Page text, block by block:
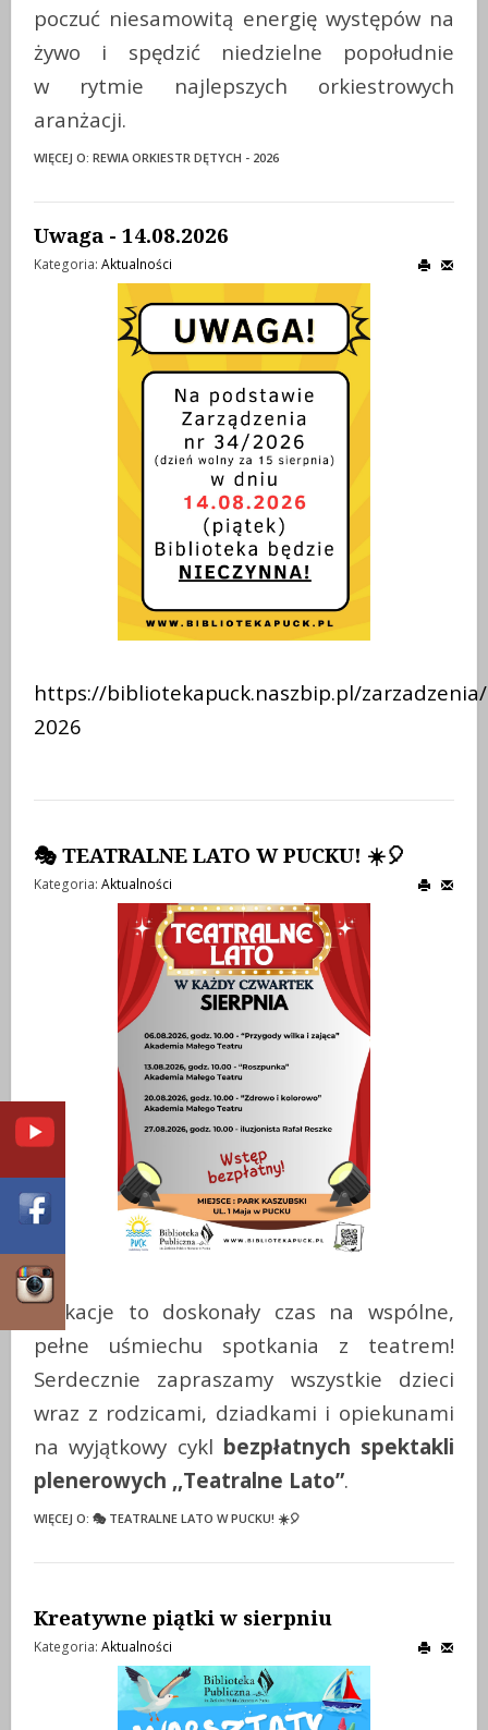
poczuć niesamowitą energię występów na
żywo i spędzić niedzielne popołudnie
w rytmie najlepszych orkiestrowych
aranżacji.
WIĘCEJ O: REWIA ORKIESTR DĘTYCH - 2026
Uwaga - 14.08.2026
Kategoria: Aktualności
https://bibliotekapuck.naszbip.pl/
2026
🎭 TEATRALNE LATO W PUCKU! ☀️🎈
Kategoria: Aktualności
Wakacje to doskonały czas na wspólne,
pełne uśmiechu spotkania z teatrem!
Serdecznie zapraszamy wszystkie dzieci
wraz z rodzicami, dziadkami i opiekunami
na wyjątkowy cykl bezpłatnych spektakli
plenerowych ,,Teatralne Lato”.
WIĘCEJ O: 🎭 TEATRALNE LATO W PUCKU! ☀️🎈
Kreatywne piątki w sierpniu
Kategoria: Aktualności